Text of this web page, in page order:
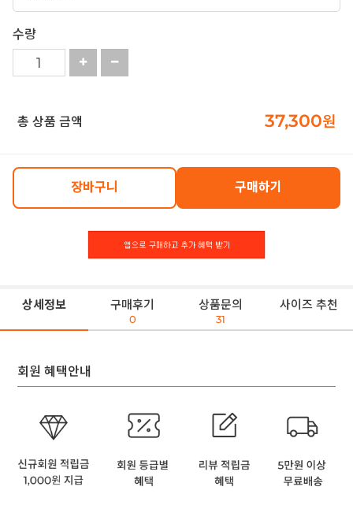
수량
총 상품 금액 37,300원
장바구니 구매하기
상세정보 구매후기
0
상품문의
31
사이즈 추천
회원 혜택안내